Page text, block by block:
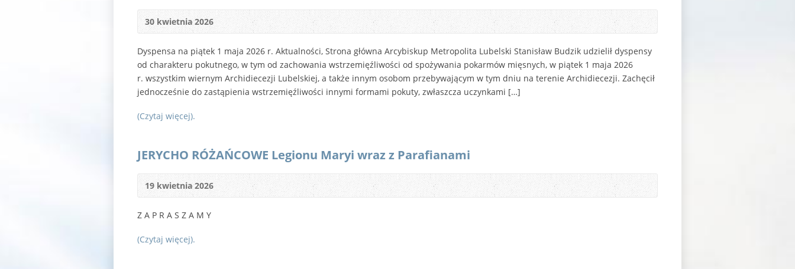
30 kwietnia 2026
Dyspensa na piątek 1 maja 2026 r. Aktualności, Strona główna Arcybiskup Metropolita Lubelski Stanisław Budzik udzielił dyspensy
od charakteru pokutnego, w tym od zachowania wstrzemięźliwości od spożywania pokarmów mięsnych, w piątek 1 maja 2026
r. wszystkim wiernym Archidiecezji Lubelskiej, a także innym osobom przebywającym w tym dniu na terenie Archidiecezji. Zachęcił
jednocześnie do zastąpienia wstrzemięźliwości innymi formami pokuty, zwłaszcza uczynkami […]
(Czytaj więcej).
JERYCHO RÓŻAŃCOWE Legionu Maryi wraz z Parafianami
19 kwietnia 2026
Z A P R A S Z A M Y
(Czytaj więcej).